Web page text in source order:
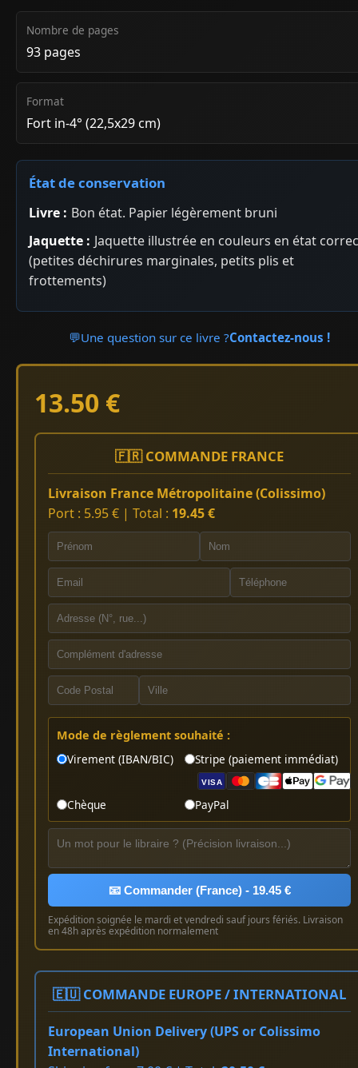
Nombre de pages
93 pages
Format
Fort in-4° (22,5x29 cm)
État de conservation
Livre : Bon état. Papier légèrement bruni
Jaquette : Jaquette illustrée en couleurs en état
(petites déchirures marginales, petits plis et
frottements)
💬Une question sur ce livre ?Contactez-nous !
13.50 €
🇫🇷 COMMANDE FRANCE
Livraison France Métropolitaine (Colissimo)
Port : 5.95 € | Total : 19.45 €
Mode de règlement souhaité :
Virement (IBAN/BIC)
Stripe (paiement immédiat)
VISA
Chèque PayPal
📧 Commander (France) - 19.45 €
Expédition soignée le mardi et vendredi sauf jours fériés. Livraison
en 48h après expédition normalement
🇪🇺 COMMANDE EUROPE / INTERNATIONAL
European Union Delivery (UPS or Colissimo
International)